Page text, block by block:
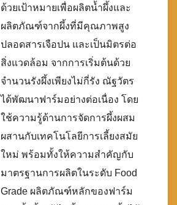
ด้วยเป้าหมายเพื่อผลิตน้ำผึ้งและ
ผลิตภัณฑ์จากผึ้งที่มีคุณภาพสูง
ปลอดสารเจือปน และเป็นมิตรต่อ
สิ่งแวดล้อม จากการเริ่มต้นด้วย
จำนวนรังผึ้งเพียงไม่กี่รัง ณัฐวัตร
ได้พัฒนาฟาร์มอย่างต่อเนื่อง โดย
ใช้ความรู้ด้านการจัดการผึ้งผสม
ผสานกับเทคโนโลยีการเลี้ยงสมัย
ใหม่ พร้อมทั้งให้ความสำคัญกับ
มาตรฐานการผลิตในระดับ Food
Grade ผลิตภัณฑ์หลักของฟาร์ม